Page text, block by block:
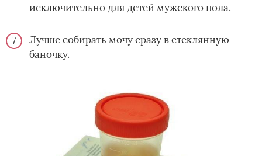
исключительно для детей мужского пола.
Лучше собирать мочу сразу в стеклянную
баночку.